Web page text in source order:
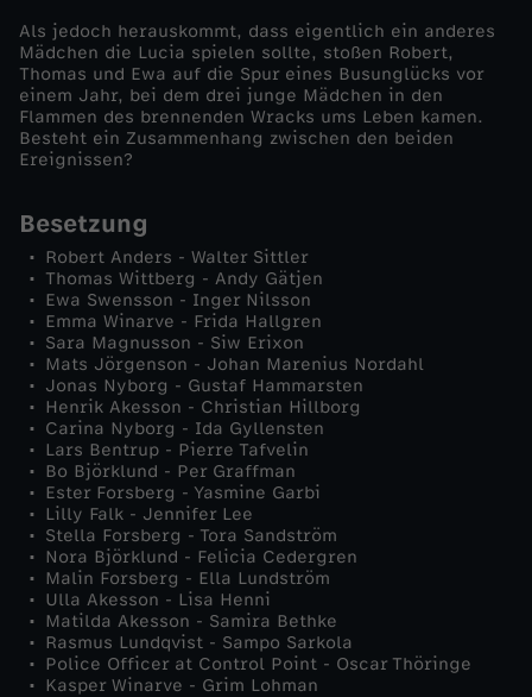
e
e
r
L
i
c
h
t
e
r
f
Als jedoch herauskommt, dass eigentlich ein anderes
Mädchen die Lucia spielen sollte, stoßen Robert,
Thomas und Ewa auf die Spur eines Busunglücks vor
einem Jahr, bei dem drei junge Mädchen in den
Flammen des brennenden Wracks ums Leben kamen.
Besteht ein Zusammenhang zwischen den beiden
Ereignissen?
Besetzung
Robert Anders - Walter Sittler
Thomas Wittberg - Andy Gätjen
Ewa Swensson - Inger Nilsson
Emma Winarve - Frida Hallgren
Sara Magnusson - Siw Erixon
Mats Jörgenson - Johan Marenius Nordahl
Jonas Nyborg - Gustaf Hammarsten
Henrik Akesson - Christian Hillborg
Carina Nyborg - Ida Gyllensten
Lars Bentrup - Pierre Tafvelin
Bo Björklund - Per Graffman
Ester Forsberg - Yasmine Garbi
Lilly Falk - Jennifer Lee
Stella Forsberg - Tora Sandström
Nora Björklund - Felicia Cedergren
Malin Forsberg - Ella Lundström
Ulla Akesson - Lisa Henni
Matilda Akesson - Samira Bethke
Rasmus Lundqvist - Sampo Sarkola
Police Officer at Control Point - Oscar Thöringe
Kasper Winarve - Grim Lohman